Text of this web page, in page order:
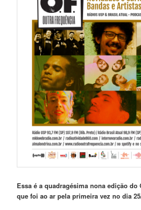
Essa é a quadragésima nona edição do
que foi ao ar pela primeira vez no dia